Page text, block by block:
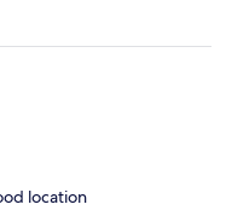
location